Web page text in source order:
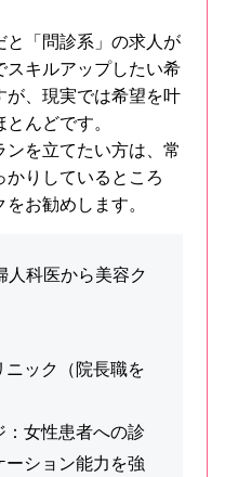
「問診系」の求人が
キルアップしたい希
、現実では希望を叶
んどです。
を立てたい方は、常
りしているところ
お勧めします。
科医から美容ク
ニック（院長職を
：女性患者への診
ション能力を強